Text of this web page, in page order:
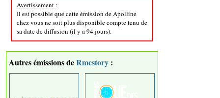
Avertissement :
Il est possible que cette émission de Apolline
chez vous ne soit plus disponible compte tenu de
sa date de diffusion (il y a 94 jours).
Autres émissions deRmcstory :